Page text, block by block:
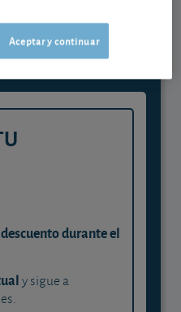
euro trabaje
durante el
y sigue a
Aceptar y continuar